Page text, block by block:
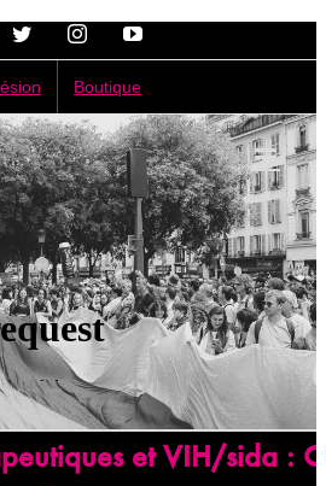
TwitterInstagramYouTube
Boutique
et VIH/sida :